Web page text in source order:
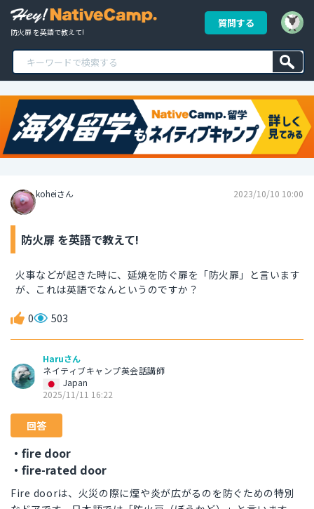
防火扉 を英語で教えて!
質問する
koheiさん 2023/10/10 10:00
防火扉 を英語で教えて!
火事などが起きた時に、延焼を防ぐ扉を「防火扉」と言います
が、これは英語でなんというのですか？
0 503
Haruさん
ネイティブキャンプ英会話講師
Japan
2025/11/11 16:22
回答
・fire door
・fire-rated door
Fire doorは、火災の際に煙や炎が広がるのを防ぐための特別